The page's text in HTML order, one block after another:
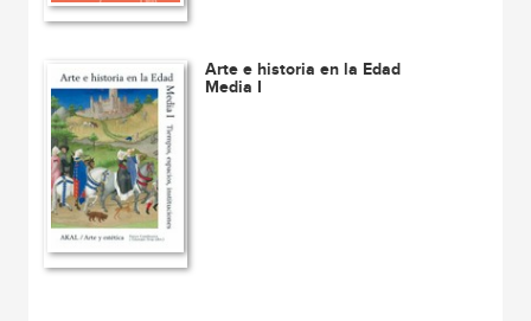
Arte e historia en la Edad
Media I